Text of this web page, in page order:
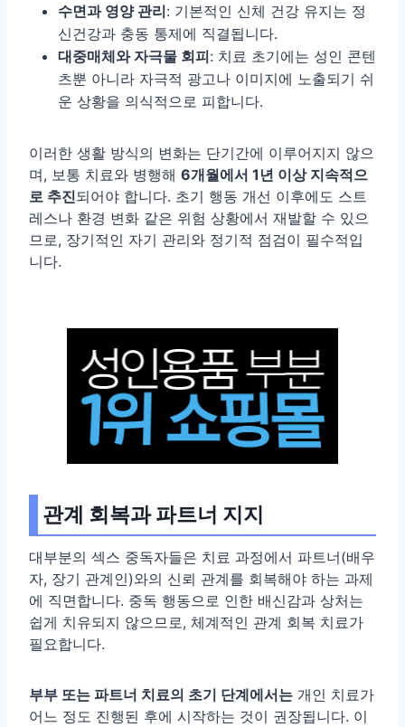
수면과 영양 관리: 기본적인 신체 건강 유지는 정
신건강과 충동 통제에 직결됩니다.
대중매체와 자극물 회피: 치료 초기에는 성인 콘텐
츠뿐 아니라 자극적 광고나 이미지에 노출되기 쉬
운 상황을 의식적으로 피합니다.
이러한 생활 방식의 변화는 단기간에 이루어지지 않으
며, 보통 치료와 병행해 6개월에서 1년 이상 지속적으
로 추진되어야 합니다. 초기 행동 개선 이후에도 스트
레스나 환경 변화 같은 위험 상황에서 재발할 수 있으
므로, 장기적인 자기 관리와 정기적 점검이 필수적입
니다.
관계 회복과 파트너 지지
대부분의 섹스 중독자들은 치료 과정에서 파트너(배우
자, 장기 관계인)와의 신뢰 관계를 회복해야 하는 과제
에 직면합니다. 중독 행동으로 인한 배신감과 상처는
쉽게 치유되지 않으므로, 체계적인 관계 회복 치료가
필요합니다.
부부 또는 파트너 치료의 초기 단계에서는 개인 치료가
어느 정도 진행된 후에 시작하는 것이 권장됩니다. 이